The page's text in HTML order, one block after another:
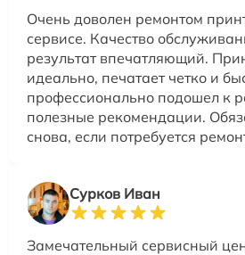
Очень доволен ремонтом
сервисе. Качество
результат впечатляющий.
идеально, печатает четко и
профессионально подошел к
полезные рекомендации.
снова, если потребуется
Сурков Иван
Замечательный сервисный